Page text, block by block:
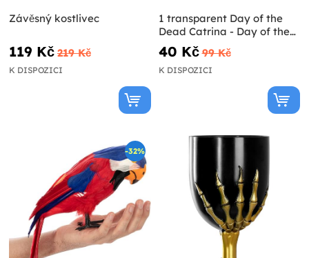
Závěsný kostlivec
119 Kč 219 Kč
K DISPOZICI
1 transparent Day of the
Dead Catrina - Day of the
Dead
40 Kč 99 Kč
K DISPOZICI
-32%